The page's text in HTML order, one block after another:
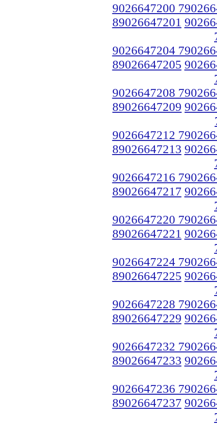
9026647200
89026647201
9026647204
89026647205
9026647208
89026647209
9026647212
89026647213
9026647216
89026647217
9026647220
89026647221
9026647224
89026647225
9026647228
89026647229
9026647232
89026647233
9026647236
89026647237